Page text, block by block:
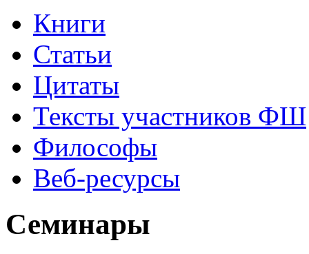
Книги
Статьи
Цитаты
Тексты участников ФШ
Философы
Веб-ресурсы
Семинары